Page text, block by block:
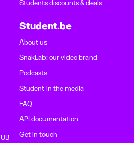
Students discounts & deals
Student.be
About us
SnakLab: our video brand
Podcasts
Student in the media
FAQ
API documentation
Get in touch